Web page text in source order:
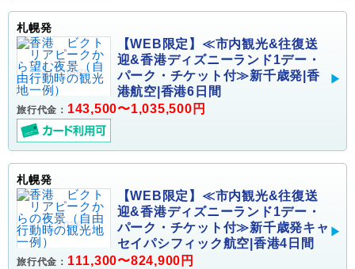
札幌発
【WEB限定】≪市内観光&往復送
迎&香港ディズニーランド1デー・
パーク・チケット付≫新千歳発|香
港航空|香港6日間
旅行代金： 143,500〜1,035,500円
札幌発
【WEB限定】≪市内観光&往復送
迎&香港ディズニーランド1デー・
パーク・チケット付≫新千歳発キャ
セイパシフィック航空|香港4日間
旅行代金： 111,300〜824,900円